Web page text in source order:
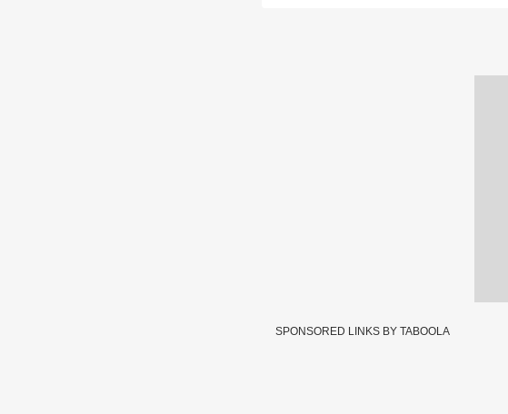
SPONSORED LINKS BY TABOOLA